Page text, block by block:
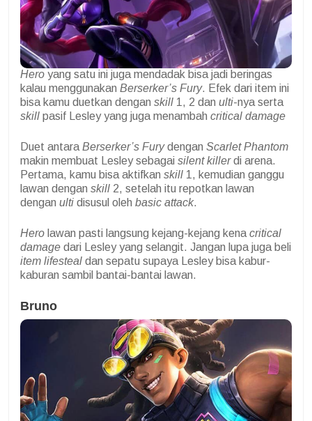
Hero yang satu ini juga mendadak bisa jadi beringas
kalau menggunakan Berserker’s Fury. Efek dari item ini
bisa kamu duetkan dengan skill 1, 2 dan ulti-nya serta
skill pasif Lesley yang juga menambah critical damage
Duet antara Berserker’s Furydengan Scarlet Phantom
makin membuat Lesley sebagai silent killerdi arena.
Pertama, kamu bisa aktifkan skill 1, kemudian ganggu
lawan dengan skill 2, setelah itu repotkan lawan
dengan ulti disusul oleh basic attack.
Hero lawan pasti langsung kejang-kejang kena critical
damage dari Lesley yang selangit. Jangan lupa juga beli
item lifesteal dan sepatu supaya Lesley bisa kabur-
kaburan sambil bantai-bantai lawan.
Bruno